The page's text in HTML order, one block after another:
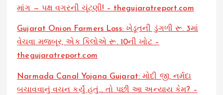
માંગ — પક્ષ વગરની ચૂંટણી! – thegujaratreport.com
Gujarat Onion Farmers Loss: ખેડૂતની ડુંગળી રૂ. 3માં
વેચવા મજબૂર, એક કિલોએ રૂ. 10ની ખોટ –
thegujaratreport.com
Narmada Canal Yojana Gujarat: મોદી જી, નર્મદા
બચાવવાનું વચન કર્યું હતું… તો પછી આ અન્યાય કેમ? –